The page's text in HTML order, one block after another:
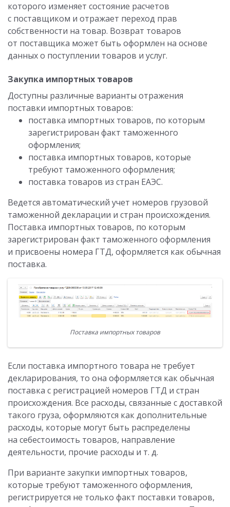
которого изменяет состояние расчетов
с поставщиком и отражает переход прав
собственности на товар. Возврат товаров
от поставщика может быть оформлен на основе
данных о поступлении товаров и услуг.
Закупка импортных товаров
Доступны различные варианты отражения
поставки импортных товаров:
поставка импортных товаров, по которым
зарегистрирован факт таможенного
оформления;
поставка импортных товаров, которые
требуют таможенного оформления;
поставка товаров из стран ЕАЭС.
Ведется автоматический учет номеров грузовой
таможенной декларации и стран происхождения.
Поставка импортных товаров, по которым
зарегистрирован факт таможенного оформления
и присвоены номера ГТД, оформляется как обычная
поставка.
Поставка импортных товаров
Если поставка импортного товара не требует
декларирования, то она оформляется как обычная
поставка с регистрацией номеров ГТД и стран
происхождения. Все расходы, связанные с доставкой
такого груза, оформляются как дополнительные
расходы, которые могут быть распределены
на себестоимость товаров, направление
деятельности, прочие расходы и т. д.
При варианте закупки импортных товаров,
которые требуют таможенного оформления,
регистрируется не только факт поставки товаров,